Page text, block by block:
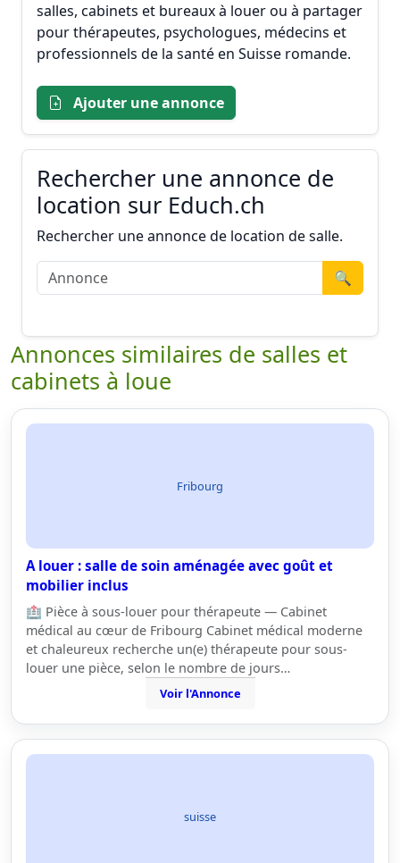
salles, cabinets et bureaux à louer ou à partager
pour thérapeutes, psychologues, médecins et
professionnels de la santé en Suisse romande.
Ajouter une annonce
Rechercher une annonce de
location sur Educh.ch
Rechercher une annonce de location de salle.
🔍
Annonces similaires de salles et
cabinets à loue
Fribourg
A louer : salle de soin aménagée avec goût et
mobilier inclus
🏥 Pièce à sous-louer pour thérapeute — Cabinet
médical au cœur de Fribourg Cabinet médical moderne
et chaleureux recherche un(e) thérapeute pour sous-
louer une pièce, selon le nombre de jours…
Voir l'Annonce
suisse